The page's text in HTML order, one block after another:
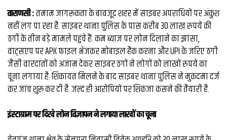
फिल्मी
साहित्य
संस्कृति
ख़ान पान और जीवनशैली
अंतरराष्ट्रीय
वाराणसी :तमाम जागरूकता के बावजूद शहर में साइबर अपराधियों पर अंकुश
नहीं लग पा रहा है. साइबर थाना पुलिस के पास करीब 30 लाख रुपये की
ठगी के तीन बड़े मामले पहुंचे हैं. कम ब्याज पर लोन दिलाने का झांसा,
वाट्सएप पर APK फाइल भेजकर मोबाइल हैक करना और UPI के जरिए ठगी
जैसी वारदातों को अंजाम देकर साइबर ठगों ने लोगों को लाखों रुपये का
चूना लगाया है. शिकायत मिलने के बाद साइबर थाना पुलिस ने मुकदमा दर्ज
कर जांच शुरू कर दी है. जल्‍द ही आरोपियों पर शिकंजा कसने की तैयारी है.
इंस्टाग्राम पर दिखे लोन विज्ञापन ने लगाया लाखों का चूना